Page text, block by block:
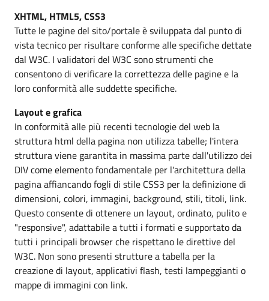
XHTML, HTML5, CSS3
Tutte le pagine del sito/portale è sviluppata dal punto di
vista tecnico per risultare conforme alle specifiche dettate
dal W3C. I validatori del W3C sono strumenti che
consentono di verificare la correttezza delle pagine e la
loro conformità alle suddette specifiche.
Layout e grafica
In conformità alle più recenti tecnologie del web la
struttura html della pagina non utilizza tabelle; l'intera
struttura viene garantita in massima parte dall'utilizzo dei
DIV come elemento fondamentale per l'architettura della
pagina affiancando fogli di stile CSS3 per la definizione di
dimensioni, colori, immagini, background, stili, titoli, link.
Questo consente di ottenere un layout, ordinato, pulito e
"responsive", adattabile a tutti i formati e supportato da
tutti i principali browser che rispettano le direttive del
W3C. Non sono presenti strutture a tabella per la
creazione di layout, applicativi flash, testi lampeggianti o
mappe di immagini con link.